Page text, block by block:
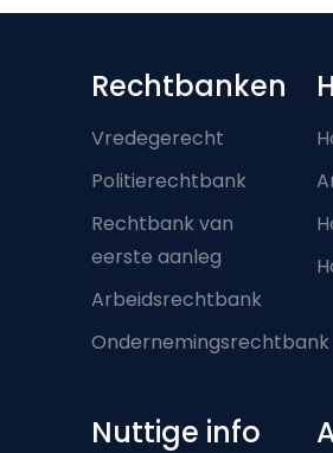
Footer-
Rechtbanken
Vredegerecht
Politierechtbank
Rechtbank van
eerste aanleg
Arbeidsrechtbank
Ondernemingsrechtbank
Nuttige info